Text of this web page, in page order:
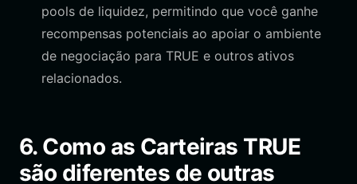
pools de liquidez, permitindo que você ganhe
recompensas potenciais ao apoiar o ambiente
de negociação para TRUE e outros ativos
relacionados.
6. Como as Carteiras TRUE
são diferentes de outras